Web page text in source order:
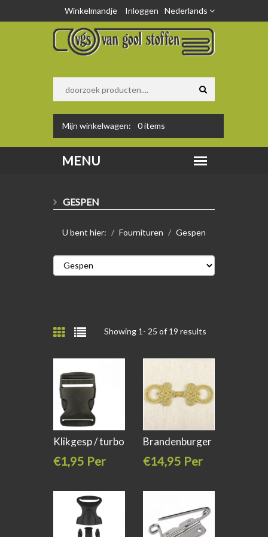
Nederlands
Winkelmandje Inloggen
Mijn winkelwagen: 0items
GESPEN
U bent hier: Fournituren Gespen
Showing 1- 25 of 19 results
Klikgesp / turbo
€1,95 Per
Brandenburger
€14,95 Per